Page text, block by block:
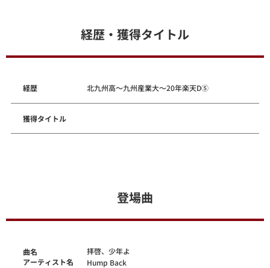
経歴・獲得タイトル
経歴 北九州高～九州産業大～20年楽天D⑤
獲得タイトル
登場曲
曲名
アーティスト名
拝啓、少年よ
Hump Back